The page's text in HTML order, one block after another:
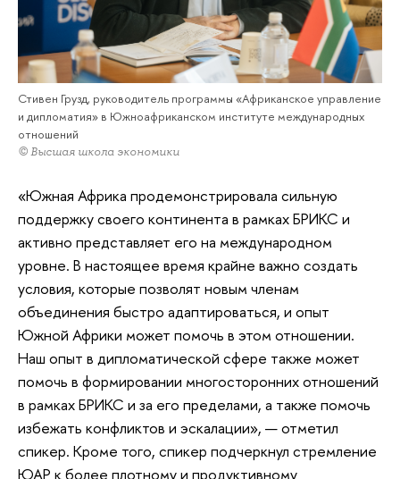
Стивен Грузд, руководитель программы «Африканское управление
и дипломатия» в Южноафриканском институте международных
отношений
© Высшая школа экономики
«Южная Африка продемонстрировала сильную
поддержку своего континента в рамках БРИКС и
активно представляет его на международном
уровне. В настоящее время крайне важно создать
условия, которые позволят новым членам
объединения быстро адаптироваться, и опыт
Южной Африки может помочь в этом отношении.
Наш опыт в дипломатической сфере также может
помочь в формировании многосторонних отношений
в рамках БРИКС и за его пределами, а также помочь
избежать конфликтов и эскалации», — отметил
спикер. Кроме того, спикер подчеркнул стремление
ЮАР к более плотному и продуктивному